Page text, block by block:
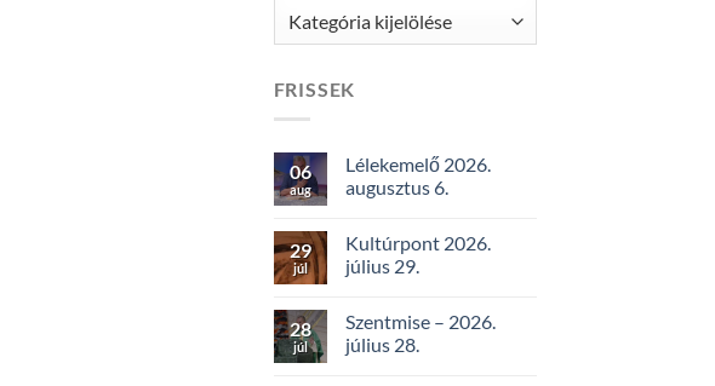
Kategóriák
FRISSEK
06
aug
Lélekemelő 2026.
augusztus 6.
29
júl
Kultúrpont 2026.
július 29.
28
júl
Szentmise – 2026.
július 28.